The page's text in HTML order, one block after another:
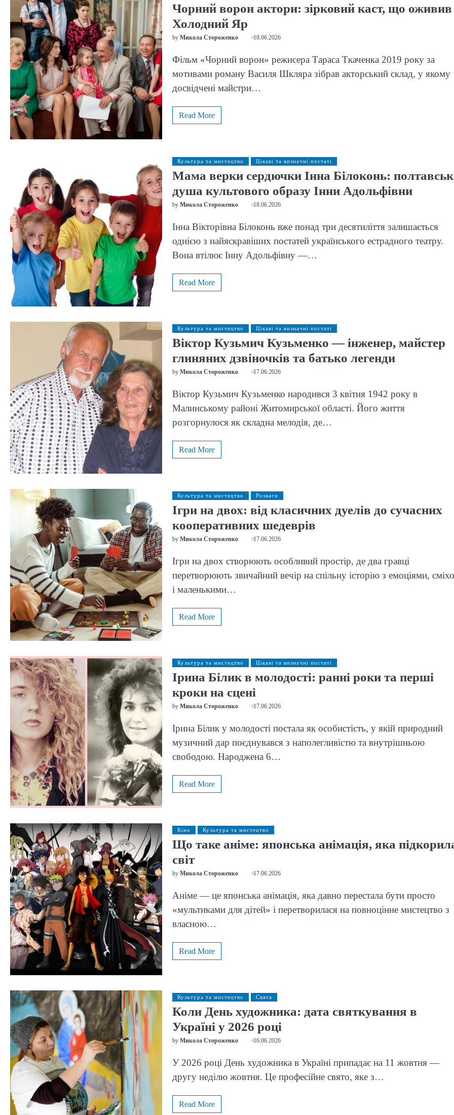
Чорний ворон актори: зірковий каст, що оживив
Холодний Яр
by Микола Стороженко 18.06.2026
Фільм «Чорний ворон» режисера Тараса Ткаченка 2019 року за
мотивами роману Василя Шкляра зібрав акторський склад, у якому
досвідчені майстри…
Read More
Культура та мистецтво Цікаві та визначні постаті
Мама верки сердючки Інна Білоконь:
душа культового образу Інни Адольфівни
by Микола Стороженко 18.06.2026
Інна Вікторівна Білоконь вже понад три десятиліття залишається
однією з найяскравіших постатей українського естрадного театру.
Вона втілює Інну Адольфівну —…
Read More
Культура та мистецтво Цікаві та визначні постаті
Віктор Кузьмич Кузьменко — інженер, майстер
глиняних дзвіночків та батько легенди
by Микола Стороженко 17.06.2026
Віктор Кузьмич Кузьменко народився 3 квітня 1942 року в
Малинському районі Житомирської області. Його життя
розгорнулося як складна мелодія, де…
Read More
Культура та мистецтво Розваги
Ігри на двох: від класичних дуелів до сучасних
кооперативних шедеврів
by Микола Стороженко 17.06.2026
Ігри на двох створюють особливий простір, де два гравці
перетворюють звичайний вечір на спільну історію з емоціями,
і маленькими…
Read More
Культура та мистецтво Цікаві та визначні постаті
Ірина Білик в молодості: ранні роки та перші
кроки на сцені
by Микола Стороженко 17.06.2026
Ірина Білик у молодості постала як особистість, у якій природний
музичний дар поєднувався з наполегливістю та внутрішньою
свободою. Народжена 6…
Read More
Кіно Культура та мистецтво
Що таке аніме: японська анімація, яка
світ
by Микола Стороженко 17.06.2026
Аніме — це японська анімація, яка давно перестала бути просто
«мультиками для дітей» і перетворилася на повноцінне мистецтво з
власною…
Read More
Культура та мистецтво Свята
Коли День художника: дата святкування в
Україні у 2026 році
by Микола Стороженко 16.06.2026
У 2026 році День художника в Україні припадає на 11 жовтня —
другу неділю жовтня. Це професійне свято, яке з…
Read More